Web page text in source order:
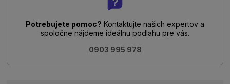
Potrebujete pomoc? Kontaktujte našich expertov a
spoločne nájdeme ideálnu podlahu pre vás.
0903 995 978